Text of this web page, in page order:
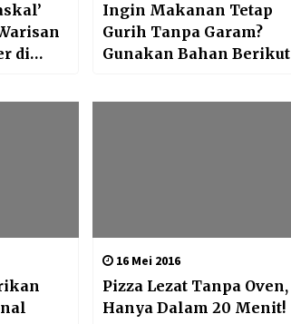
di
Ingin Makanan Tetap
Gurih Tanpa Garam?
Gunakan Bahan Berikut
16 Mei 2016
Pizza Lezat Tanpa Oven,
Hanya Dalam 20 Menit!